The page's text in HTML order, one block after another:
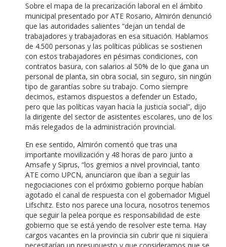
Sobre el mapa de la precarización laboral en el ámbito
municipal presentado por ATE Rosario, Almirón denunció
que las autoridades salientes “dejan un tendal de
trabajadores y trabajadoras en esa situación. Hablamos
de 4.500 personas y las políticas públicas se sostienen
con estos trabajadores en pésimas condiciones, con
contratos basura, con salarios al 50% de lo que gana un
personal de planta, sin obra social, sin seguro, sin ningún
tipo de garantías sobre su trabajo. Como siempre
decimos, estamos dispuestos a defender un Estado,
pero que las políticas vayan hacia la justicia social”, dijo
la dirigente del sector de asistentes escolares, uno de los
más relegados de la administración provincial.
En ese sentido, Almirón comentó que tras una
importante movilización y 48 horas de paro junto a
Amsafe y Siprus, “los gremios a nivel provincial, tanto
ATE como UPCN, anunciaron que iban a seguir las
negociaciones con el próximo gobierno porque habían
agotado el canal de respuesta con el gobernador Miguel
Lifschitz. Esto nos parece una locura, nosotros tenemos
que seguir la pelea porque es responsabilidad de este
gobierno que se está yendo de resolver este tema. Hay
cargos vacantes en la provincia sin cubrir que ni siquiera
necesitarían un presupuesto y que consideramos que se